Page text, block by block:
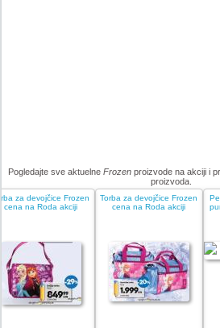
Pogledajte sve aktuelneFrozen proizvode na akciji i
proizvoda.
za devojčice Frozen
cena na Roda akciji
Torba za devojčice Frozen
cena na Roda akciji